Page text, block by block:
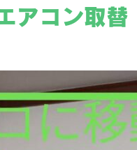
アコン取替